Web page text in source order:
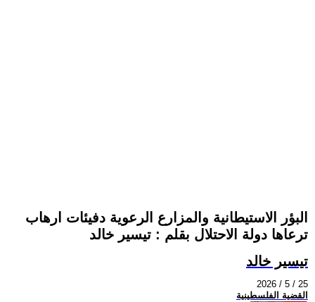
البؤر الاستيطانية والمزارع الرعوية دفيئات ارهاب
ترعاها دولة الاحتلال بقلم : تيسير خالد
تيسير خالد
2026 / 5 / 25
القضية الفلسطينية